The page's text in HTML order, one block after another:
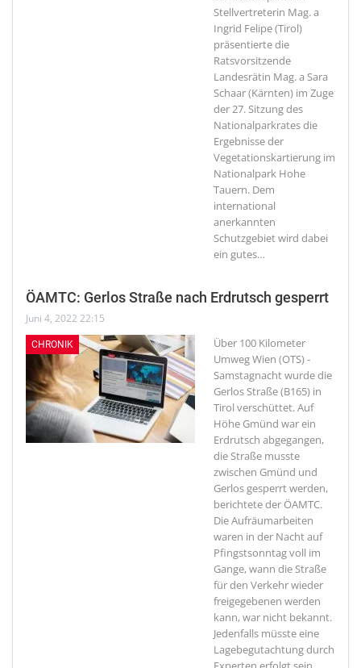
Stellvertreterin Mag. a
Ingrid Felipe (Tirol)
präsentierte die
Ratsvorsitzende
Landesrätin Mag. a Sara
Schaar (Kärnten) im Zuge
der 27. Sitzung des
Nationalparkrates die
Ergebnisse der
Vegetationskartierung im
Nationalpark Hohe
Tauern. Dem
international
anerkannten
Schutzgebiet wird dabei
ein gutes…
ÖAMTC: Gerlos Straße nach Erdrutsch gesperrt
Juni 4, 2022 22:15
CHRONIK
Über 100 Kilometer
UmwegWien (OTS) -
Samstagnacht wurde die
Gerlos Straße (B165) in
Tirol verschüttet. Auf
Höhe Gmünd war ein
Erdrutsch abgegangen,
die Straße musste
zwischen Gmünd und
Gerlos gesperrt werden,
berichtete der ÖAMTC.
Die Aufräumarbeiten
waren in der Nacht auf
Pfingstsonntag voll im
Gange, wann die Straße
für den Verkehr wieder
freigegebenen werden
kann, war nicht bekannt.
Jedenfalls müsste eine
Lagebegutachtung durch